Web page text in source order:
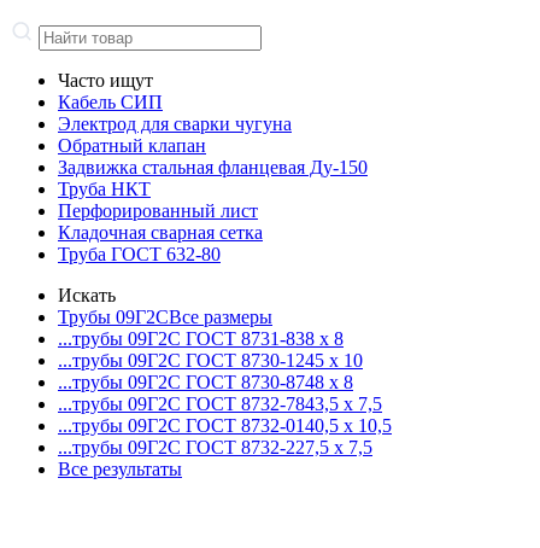
Часто ищут
Кабель СИП
Электрод для сварки чугуна
Обратный клапан
Задвижка стальная фланцевая Ду-150
Труба НКТ
Перфорированный лист
Кладочная сварная сетка
Труба ГОСТ 632-80
Искать
Трубы 09Г2СВсе размеры
...трубы 09Г2С ГОСТ 8731-838 x 8
...трубы 09Г2С ГОСТ 8730-1245 x 10
...трубы 09Г2С ГОСТ 8730-8748 x 8
...трубы 09Г2С ГОСТ 8732-7843,5 x 7,5
...трубы 09Г2С ГОСТ 8732-0140,5 x 10,5
...трубы 09Г2С ГОСТ 8732-227,5 x 7,5
Все результаты